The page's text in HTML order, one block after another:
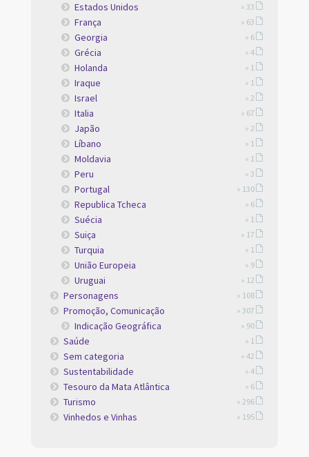
Estados Unidos » 33
França » 63
Georgia » 6
Grécia » 4
Holanda » 1
Iraque » 1
Israel » 2
Italia » 67
Japão » 2
Líbano » 1
Moldavia » 1
Peru » 3
Portugal » 130
Republica Tcheca » 6
Suécia » 1
Suiça » 17
Turquia » 1
União Europeia » 9
Uruguai » 12
Personagens » 108
Promoção, Comunicação » 307
Indicação Geográfica » 90
Saúde » 1
Sem categoria » 42
Sustentabilidade » 4
Tesouro da Mata Atlântica » 6
Turismo » 296
Vinhedos e Vinhas » 195